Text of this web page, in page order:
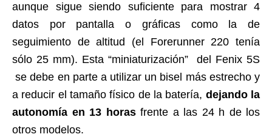
aunque sigue siendo suficiente para mostrar 4
datos por pantalla o gráficas como la de
seguimiento de altitud (el Forerunner 220 tenía
sólo 25 mm). Esta “miniaturización” del Fenix 5S
se debe en parte a utilizar un bisel más estrecho y
a reducir el tamaño físico de la batería, dejando la
autonomía en 13 horasfrente a las 24 h de los
otros modelos.